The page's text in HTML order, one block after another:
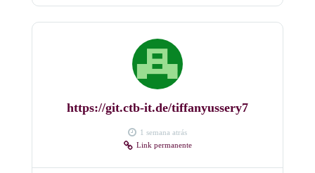
https://git.ctb-it.de/tiffanyussery7
1 semana atrás
Link permanente